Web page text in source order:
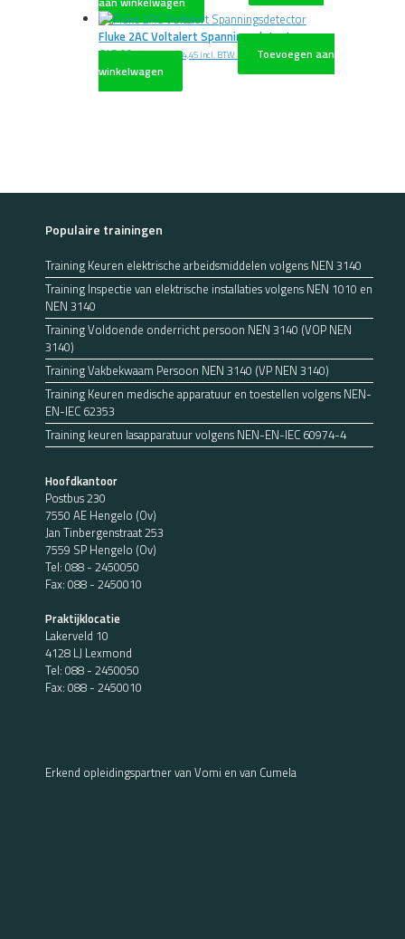
Fluke 2AC Voltalert Spanningsdetector
€45,00 excl. BTW€54,45 incl. BTW
Toevoegen aan
winkelwagen
Populaire trainingen
Training Keuren elektrische arbeidsmiddelen volgens NEN 3140
Training Inspectie van elektrische installaties volgens NEN 1010 en
NEN 3140
Training Voldoende onderricht persoon NEN 3140 (VOP NEN
3140)
Training Vakbekwaam Persoon NEN 3140 (VP NEN 3140)
Training Keuren medische apparatuur en toestellen volgens NEN-
EN-IEC 62353
Training keuren lasapparatuur volgens NEN-EN-IEC 60974-4
Hoofdkantoor
Postbus 230
7550 AE Hengelo (Ov)
Jan Tinbergenstraat 253
7559 SP Hengelo (Ov)
Tel: 088 - 2450050
Fax: 088 - 2450010
Praktijklocatie
Lakerveld 10
4128 LJ Lexmond
Tel: 088 - 2450050
Fax: 088 - 2450010
Erkend opleidingspartner van Vomi en van Cumela